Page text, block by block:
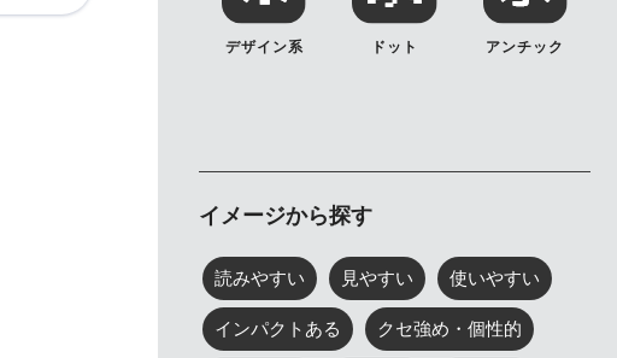
デザイン系 ドット アンチック
イメージから探す
読みやすい 見やすい 使いやすい
インパクトある クセ強め・個性的